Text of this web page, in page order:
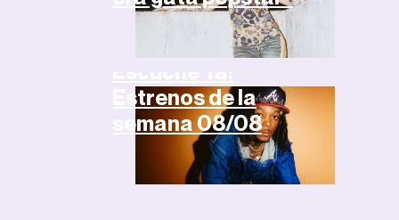
Noticias
Estrenos de la
semana 08/08